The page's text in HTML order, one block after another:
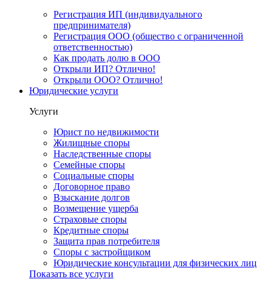
Регистрация ИП (индивидуального
предпринимателя)
Регистрация ООО (общество с ограниченной
ответственностью)
Как продать долю в ООО
Открыли ИП? Отлично!
Открыли ООО? Отлично!
Юридические услуги
Услуги
Юрист по недвижимости
Жилищные споры
Наследственные споры
Семейные споры
Социальные споры
Договорное право
Взыскание долгов
Возмещение ущерба
Страховые споры
Кредитные споры
Защита прав потребителя
Споры с застройщиком
Юридические консультации для физических лиц
Показать все услуги